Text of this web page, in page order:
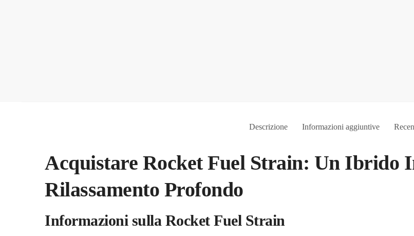
Descrizione Informazioni aggiuntive
Acquistare Rocket Fuel Strain: Un Ibrido
Rilassamento Profondo
Informazioni sulla Rocket Fuel Strain